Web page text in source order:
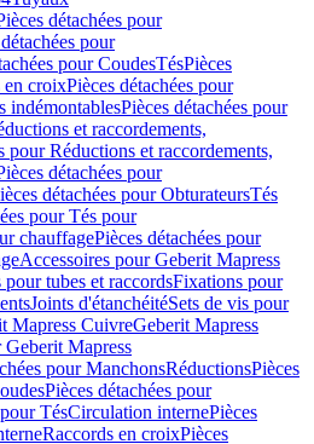
détachées pour
pour
pour CoudesTésPièces
en croixPièces détachées pour
indémontablesPièces détachées pour
et raccordements,
pour Réductions et raccordements,
détachées pour
détachées pour ObturateursTés
pour Tés pour
chauffagePièces détachées pour
Accessoires pour Geberit Mapress
pour tubes et raccordsFixations pour
Joints d'étanchéitéSets de vis pour
Mapress CuivreGeberit Mapress
Geberit Mapress
pour ManchonsRéductionsPièces
Pièces détachées pour
TésCirculation internePièces
Raccords en croixPièces